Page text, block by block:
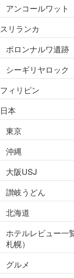
アンコールワット
スリランカ
ポロンナルワ遺跡
シーギリヤロック
フィリピン
日本
東京
沖縄
大阪USJ
讃岐うどん
北海道
ホテルレビュー一
札幌）
グルメ